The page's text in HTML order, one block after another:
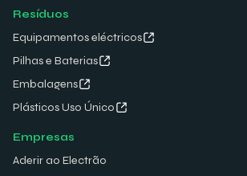
Resíduos
Equipamentos eléctricos
Pilhas e Baterias
Embalagens
Plásticos Uso Único
Empresas
Aderir ao Electrão